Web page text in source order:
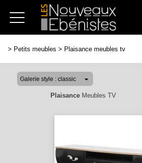
> Petits meubles > Plaisance meubles tv
PlaisanceMeubles TV